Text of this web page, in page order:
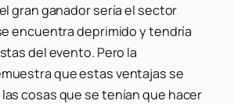
gran ganador sería el sector
encuentra deprimido y tendría
del evento. Pero la
que estas ventajas se
cosas que se tenían que hacer